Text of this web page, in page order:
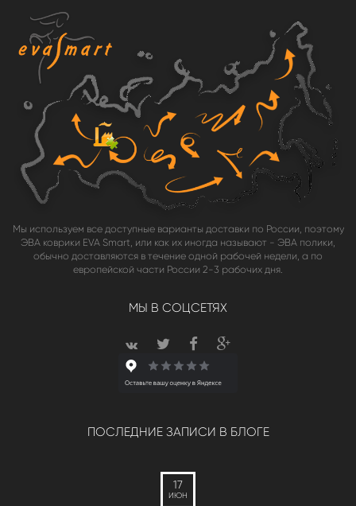
Мы используем все доступные варианты доставки по России, поэтому
ЭВА коврики EVA Smart, или как их иногда называют - ЭВА полики,
обычно доставляются в течение одной рабочей недели, а по
европейской части России 2-3 рабочих дня.
МЫ В СОЦСЕТЯХ
ПОСЛЕДНИЕ ЗАПИСИ В БЛОГЕ
17
ИЮН